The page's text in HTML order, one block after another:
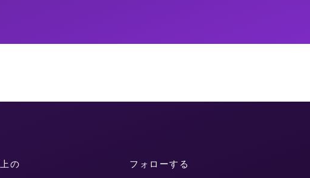
の フォローする